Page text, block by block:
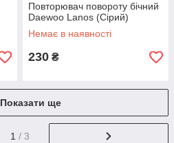
Повторювач повороту бічний
Daewoo Lanos (Сірий)
Немає в наявності
230 ₴
Показати ще
1 / 3